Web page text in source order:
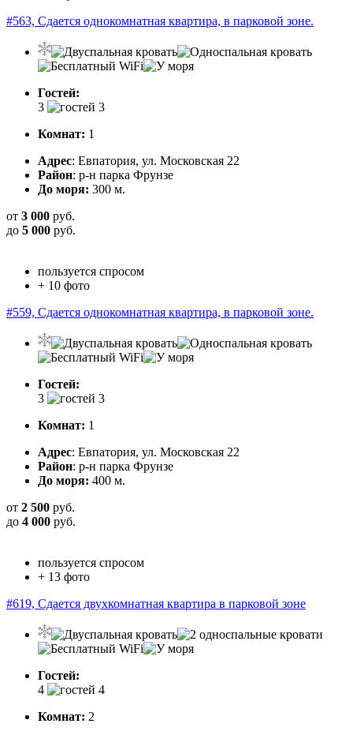
#563, Сдается однокомнатная квартира, в парковой зоне.
Гостей:
3
Комнат: 1
Адрес: Евпатория, ул. Московская 22
Район: р-н парка Фрунзе
До моря: 300 м.
от 3 000 руб.
до 5 000 руб.
пользуется спросом
+ 10 фото
#559, Сдается однокомнатная квартира, в парковой зоне.
Гостей:
3
Комнат: 1
Адрес: Евпатория, ул. Московская 22
Район: р-н парка Фрунзе
До моря: 400 м.
от 2 500 руб.
до 4 000 руб.
пользуется спросом
+ 13 фото
#619, Сдается двухкомнатная квартира в парковой зоне
Гостей:
4
Комнат: 2